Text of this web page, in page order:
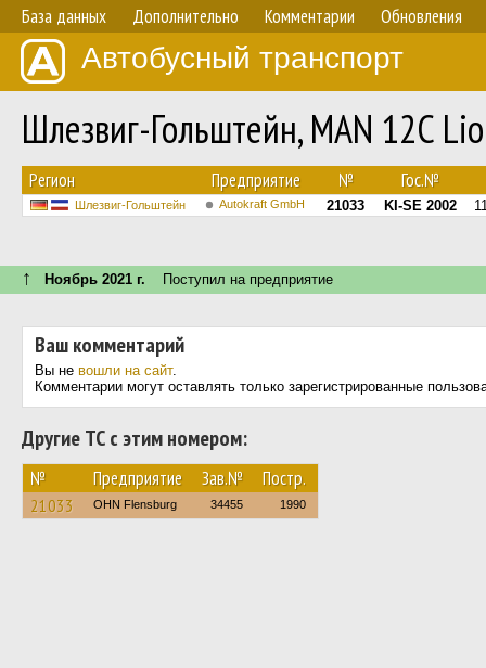
База данных Дополнительно Комментарии Обновления
Автобусный транспорт
Шлезвиг-Гольштейн, MAN 12C
Регион Предприятие № Гос.№
Шлезвиг-Гольштейн Autokraft GmbH 21033 KI-SE 2002
↑ Ноябрь 2021 г. Поступил на предприятие
Ваш комментарий
Вы не вошли на сайт.
Комментарии могут оставлять только зарегистрированные
Другие ТС с этим номером:
№ Предприятие Зав.№ Постр.
21033 OHN Flensburg 34455 1990